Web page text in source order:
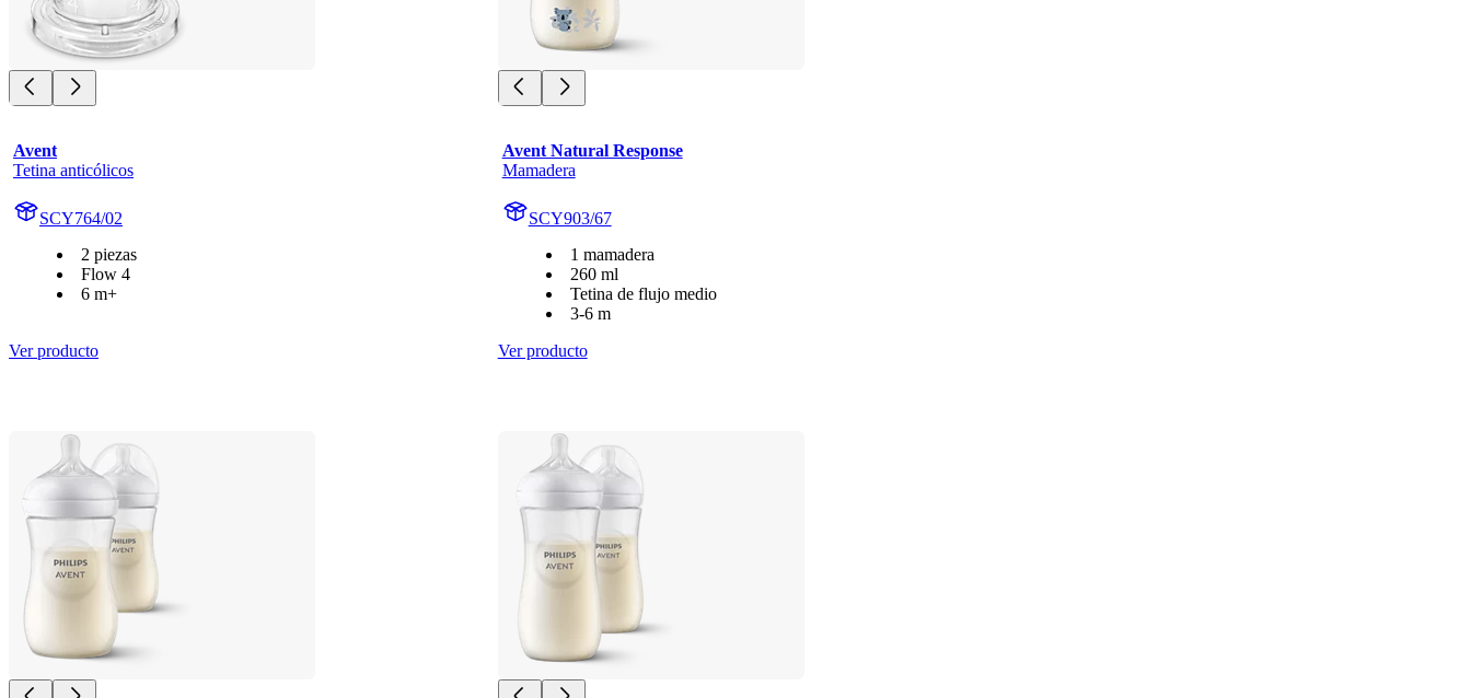
Avent
Tetina anticólicos
SCY764/02
2 piezas
Flow 4
6 m+
Ver producto
Avent Natural Response
Mamadera
SCY903/67
1 mamadera
260 ml
Tetina de flujo medio
3-6 m
Ver producto